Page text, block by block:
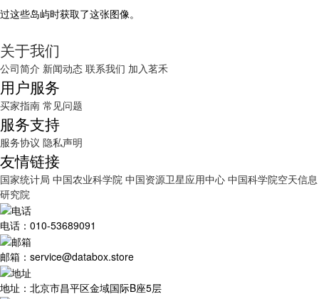
过这些岛屿时获取了这张图像。
关于我们
公司简介 新闻动态 联系我们 加入茗禾
用户服务
买家指南 常见问题
服务支持
服务协议 隐私声明
友情链接
国家统计局 中国农业科学院 中国资源卫星应用中心 中国科学院空天信息
研究院
电话：010-53689091
邮箱：service@databox.store
地址：北京市昌平区金域国际B座5层